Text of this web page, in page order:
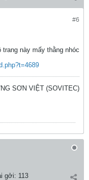
#6
này mấy thằng nhóc
SƠN VIỆT (SOVITEC)
gởi: 113